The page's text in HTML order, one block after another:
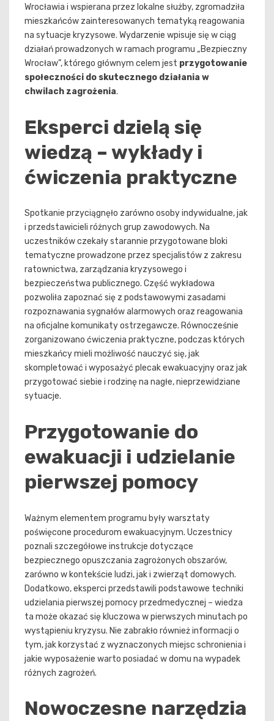
Wrocławia i wspierana przez lokalne służby, zgromadziła
mieszkańców zainteresowanych tematyką reagowania
na sytuacje kryzysowe. Wydarzenie wpisuje się w ciąg
działań prowadzonych w ramach programu „Bezpieczny
Wrocław”, którego głównym celem jest przygotowanie
społeczności do skutecznego działania w
chwilach zagrożenia.
Eksperci dzielą się
wiedzą – wykłady i
ćwiczenia praktyczne
Spotkanie przyciągnęło zarówno osoby indywidualne, jak
i przedstawicieli różnych grup zawodowych. Na
uczestników czekały starannie przygotowane bloki
tematyczne prowadzone przez specjalistów z zakresu
ratownictwa, zarządzania kryzysowego i
bezpieczeństwa publicznego. Część wykładowa
pozwoliła zapoznać się z podstawowymi zasadami
rozpoznawania sygnałów alarmowych oraz reagowania
na oficjalne komunikaty ostrzegawcze. Równocześnie
zorganizowano ćwiczenia praktyczne, podczas których
mieszkańcy mieli możliwość nauczyć się, jak
skompletować i wyposażyć plecak ewakuacyjny oraz jak
przygotować siebie i rodzinę na nagłe, nieprzewidziane
sytuacje.
Przygotowanie do
ewakuacji i udzielanie
pierwszej pomocy
Ważnym elementem programu były warsztaty
poświęcone procedurom ewakuacyjnym. Uczestnicy
poznali szczegółowe instrukcje dotyczące
bezpiecznego opuszczania zagrożonych obszarów,
zarówno w kontekście ludzi, jak i zwierząt domowych.
Dodatkowo, eksperci przedstawili podstawowe techniki
udzielania pierwszej pomocy przedmedycznej – wiedza
ta może okazać się kluczowa w pierwszych minutach po
wystąpieniu kryzysu. Nie zabrakło również informacji o
tym, jak korzystać z wyznaczonych miejsc schronienia i
jakie wyposażenie warto posiadać w domu na wypadek
różnych zagrożeń.
Nowoczesne narzędzia